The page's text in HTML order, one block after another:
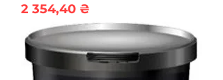
Ціна
2 354,40 ₴